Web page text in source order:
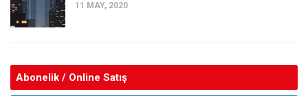
11 MAY, 2020
Abonelik / Online Satış